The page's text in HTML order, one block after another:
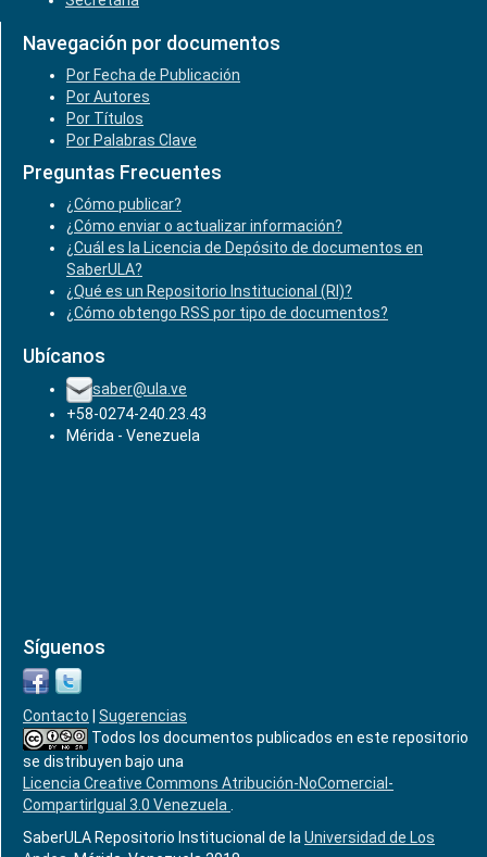
Navegación por documentos
Por Fecha de Publicación
Por Autores
Por Títulos
Por Palabras Clave
Preguntas Frecuentes
¿Cómo publicar?
¿Cómo enviar o actualizar información?
¿Cuál es la Licencia de Depósito de documentos en
SaberULA?
¿Qué es un Repositorio Institucional (RI)?
¿Cómo obtengo RSS por tipo de documentos?
Ubícanos
saber@ula.ve
+58-0274-240.23.43
Mérida - Venezuela
Síguenos
Contacto
Sugerencias
Todos los documentos publicados en este repositorio
se distribuyen bajo una
Licencia Creative Commons Atribución-NoComercial-
CompartirIgual 3.0 Venezuela
SaberULA Repositorio Institucional de la Universidad de Los